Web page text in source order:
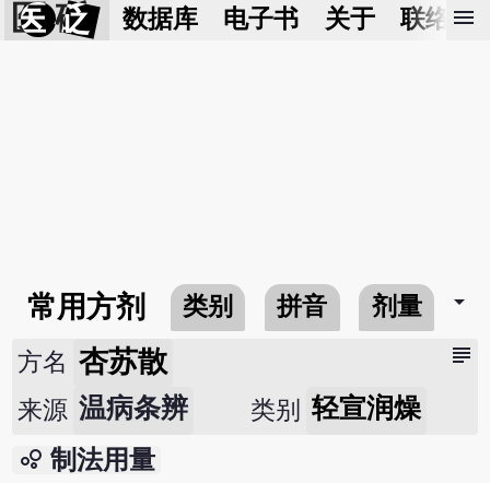
医 砭 数据库 电子书 关于 联络我
menu
常用方剂 类别 拼音 剂量 arrow_drop_down
subject
方名 杏苏散
来源 温病条辨 类别 轻宣润燥
bubble_chart 制法用量